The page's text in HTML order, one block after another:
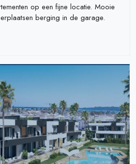
op een fijne locatie. Mooie
berging in de garage.